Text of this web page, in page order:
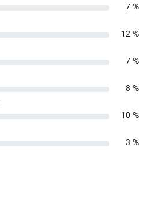
7 %
12 %
7 %
8 %
10 %
3 %